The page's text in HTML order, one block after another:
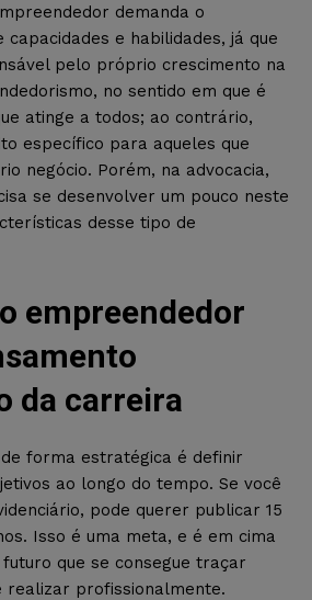
demanda o
capacidades e habilidades, já que
pelo próprio crescimento na
no sentido em que é
atinge a todos; ao contrário,
específico para aqueles que
negócio. Porém, na advocacia,
se desenvolver um pouco neste
desse tipo de
empreendedor
da carreira
forma estratégica é definir
ao longo do tempo. Se você
pode querer publicar 15
Isso é uma meta, e é em cima
que se consegue traçar
realizar profissionalmente.